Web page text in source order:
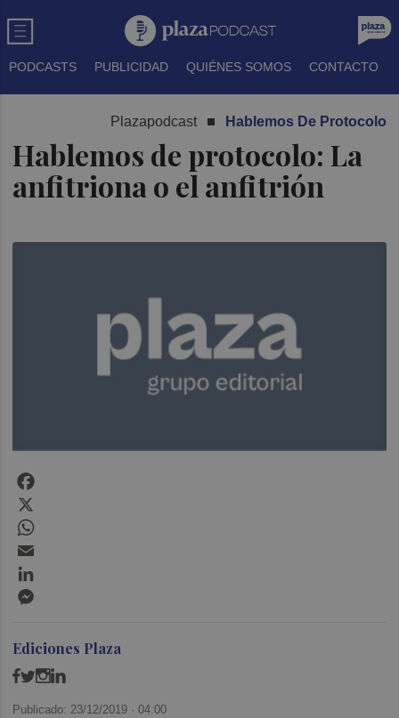
PODCASTS PUBLICIDAD QUIÉNES SOMOS CONTACTO
Plazapodcast Hablemos De Protocolo
Hablemos de protocolo: La
anfitriona o el anfitrión
Ediciones Plaza
Publicado: 23/12/2019 ·04:00